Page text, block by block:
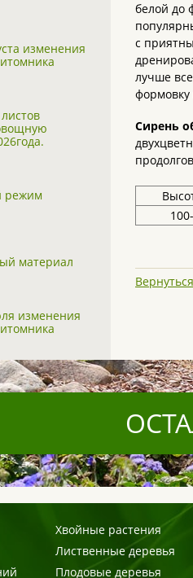
изменения
режим
материал
изменения
белой до
с
лучше
формовку
Сирень
Хвойные растения
Лиственные деревья
Плодовые деревья